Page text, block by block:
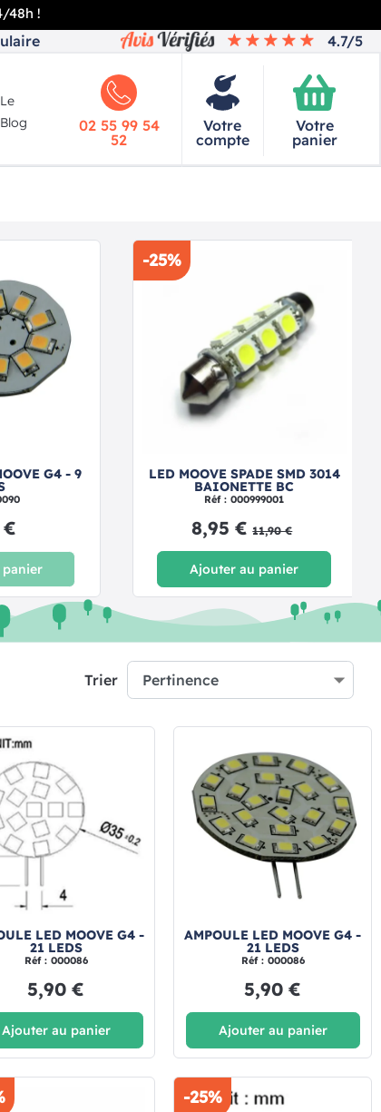
48h !
4.7/5
Le
Blog
02 55 99 54
52
Votre
compte
Votre
panier
G4 - 9
€
-25%
LED MOOVE SPADE SMD 3014
BAIONETTE BC
Réf : 000999001
8,95 € 11,90 €
Ajouter au panier
Trier
LED MOOVE G4 -
21 LEDS
Réf : 000086
5,90 €
Ajouter au panier
AMPOULE LED MOOVE G4 -
21 LEDS
Réf : 000086
5,90 €
Ajouter au panier
-25%